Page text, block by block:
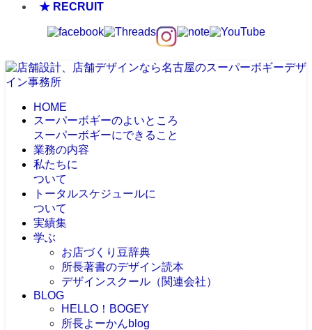
★ RECRUIT
HOME
スーパーボギーのよいところ
スーパーボギーにできること
業務の内容
私たちに
ついて
トータルスケジュールに
ついて
実績集
学ぶ
お店づくり豆辞典
所長著書のデザイン読本
デザインスクール（関連会社）
BLOG
HELLO！BOGEY
所長よーかんblog